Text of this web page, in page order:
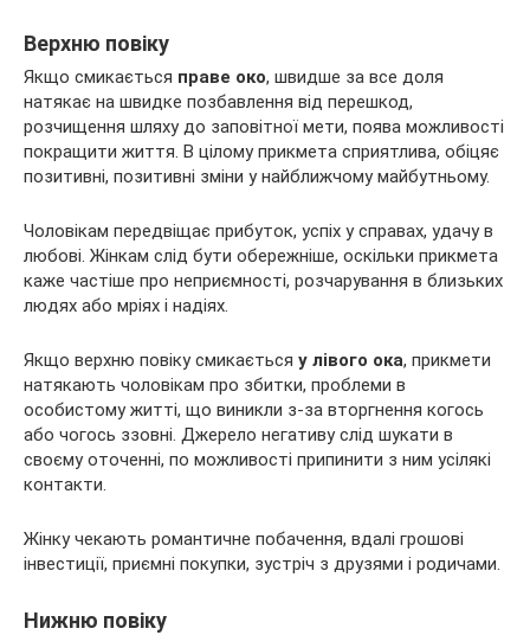
Верхню повіку
Якщо смикається праве око, швидше за все доля
натякає на швидке позбавлення від перешкод,
розчищення шляху до заповітної мети, поява можливості
покращити життя. В цілому прикмета сприятлива, обіцяє
позитивні, позитивні зміни у найближчому майбутньому.
Чоловікам передвіщає прибуток, успіх у справах, удачу в
любові. Жінкам слід бути обережніше, оскільки прикмета
каже частіше про неприємності, розчарування в близьких
людях або мріях і надіях.
Якщо верхню повіку смикається у лівого ока, прикмети
натякають чоловікам про збитки, проблеми в
особистому житті, що виникли з-за вторгнення когось
або чогось ззовні. Джерело негативу слід шукати в
своєму оточенні, по можливості припинити з ним усілякі
контакти.
Жінку чекають романтичне побачення, вдалі грошові
інвестиції, приємні покупки, зустріч з друзями і родичами.
Нижню повіку